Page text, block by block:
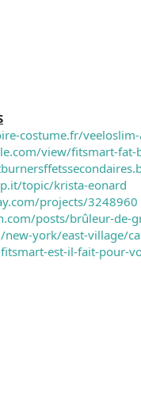
costume.fr/
view/fitsmart-fat-
topic/krista-eonard
projects/3248960
posts/brûleur-de-
york/east-village/
est-il-fait-pour-